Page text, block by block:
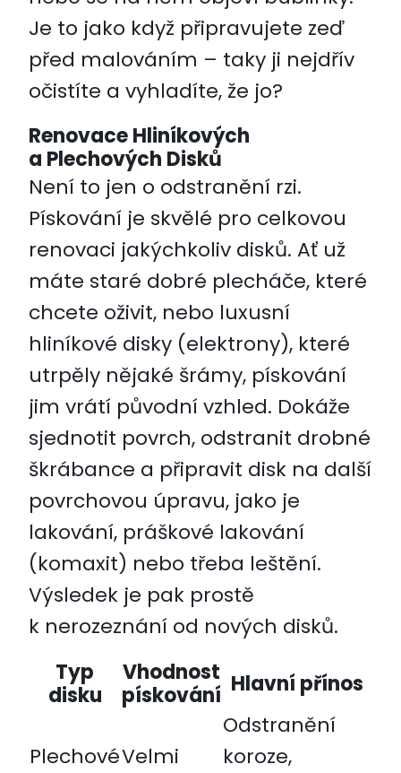
Je to jako když připravujete zeď
před malováním – taky ji nejdřív
očistíte a vyhladíte, že jo?
Renovace Hliníkových
a Plechových Disků
Není to jen o odstranění rzi.
Pískování je skvělé pro celkovou
renovaci jakýchkoliv disků. Ať už
máte staré dobré plecháče, které
chcete oživit, nebo luxusní
hliníkové disky (elektrony), které
utrpěly nějaké šrámy, pískování
jim vrátí původní vzhled. Dokáže
sjednotit povrch, odstranit drobné
škrábance a připravit disk na další
povrchovou úpravu, jako je
lakování, práškové lakování
(komaxit) nebo třeba leštění.
Výsledek je pak prostě
k nerozeznání od nových disků.
Typ
disku
Vhodnost
pískování Hlavní přínos
PlechovéVelmi
Odstranění
koroze,